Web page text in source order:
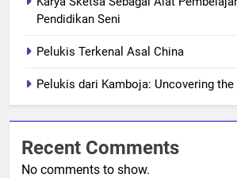
Pendidikan Seni
Pelukis Terkenal Asal China
Pelukis dari Kamboja: Uncovering
Recent Comments
No comments to show.